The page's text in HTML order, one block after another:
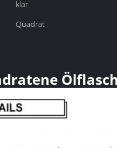
klar
Quadrat